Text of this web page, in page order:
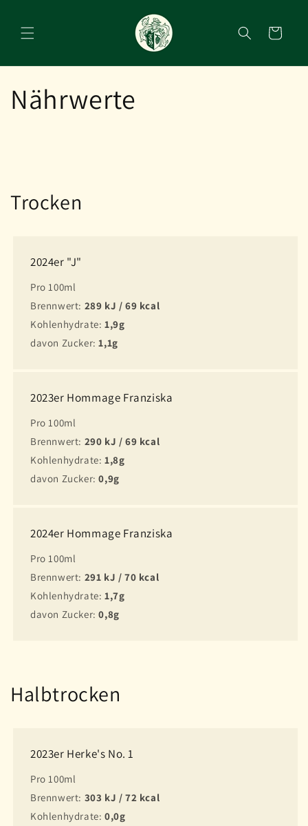
Inhalt
Warenkorb
Nährwerte
Trocken
2024er "J"
Pro 100ml
Brennwert: 289 kJ / 69 kcal
Kohlenhydrate: 1,9g
davon Zucker:1,1g
2023er Hommage Franziska
Pro 100ml
Brennwert: 290 kJ / 69 kcal
Kohlenhydrate: 1,8g
davon Zucker:0,9g
2024er Hommage Franziska
Pro 100ml
Brennwert: 291 kJ / 70 kcal
Kohlenhydrate: 1,7g
davon Zucker:0,8g
Halbtrocken
2023er Herke's No. 1
Pro 100ml
Brennwert: 303 kJ / 72 kcal
Kohlenhydrate: 0,0g